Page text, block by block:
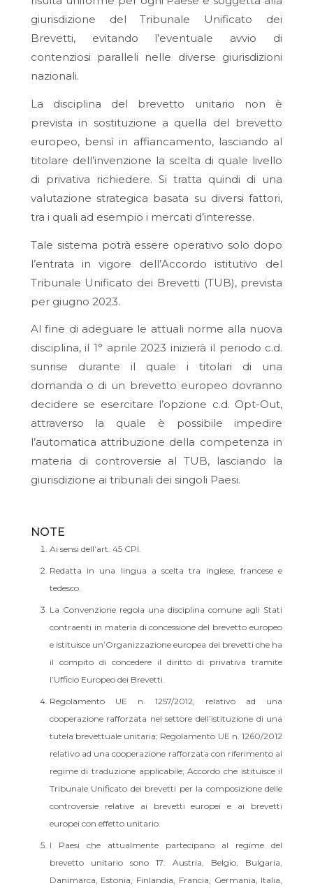
giurisdizione del Tribunale Unificato dei
Brevetti, evitando l’eventuale avvio di
contenziosi paralleli nelle diverse giurisdizioni
nazionali.
La disciplina del brevetto unitario non è
prevista in sostituzione a quella del brevetto
europeo, bensì in affiancamento, lasciando al
titolare dell’invenzione la scelta di quale livello
di privativa richiedere. Si tratta quindi di una
valutazione strategica basata su diversi fattori,
tra i quali ad esempio i mercati d’interesse.
Tale sistema potrà essere operativo solo dopo
l’entrata in vigore dell’Accordo istitutivo del
Tribunale Unificato dei Brevetti (TUB), prevista
per giugno 2023.
Al fine di adeguare le attuali norme alla nuova
disciplina, il 1° aprile 2023 inizierà il periodo c.d.
sunrise durante il quale i titolari di una
domanda o di un brevetto europeo dovranno
decidere se esercitare l’opzione c.d. Opt-Out,
attraverso la quale è possibile impedire
l’automatica attribuzione della competenza in
materia di controversie al TUB, lasciando la
giurisdizione ai tribunali dei singoli Paesi.
NOTE
Ai sensi dell’art. 45 CPI.
Redatta in una lingua a scelta tra inglese, francese e
tedesco.
La Convenzione regola una disciplina comune agli Stati
contraenti in materia di concessione del brevetto europeo
e istituisce un’Organizzazione europea dei brevetti che ha
il compito di concedere il diritto di privativa tramite
l’Ufficio Europeo dei Brevetti.
Regolamento UE n. 1257/2012, relativo ad una
cooperazione rafforzata nel settore dell’istituzione di una
tutela brevettuale unitaria; Regolamento UE n. 1260/2012
relativo ad una cooperazione rafforzata con riferimento al
regime di traduzione applicabile; Accordo che istituisce il
Tribunale Unificato dei brevetti per la composizione delle
controversie relative ai brevetti europei e ai brevetti
europei con effetto unitario.
I Paesi che attualmente partecipano al regime del
brevetto unitario sono 17: Austria, Belgio, Bulgaria,
Danimarca, Estonia, Finlandia, Francia, Germania, Italia,